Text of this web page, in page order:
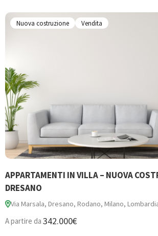
Nuova costruzione Vendita
APPARTAMENTI IN VILLA – NUOVA
DRESANO
Via Marsala, Dresano, Rodano, Milano,
A partire da 342.000€